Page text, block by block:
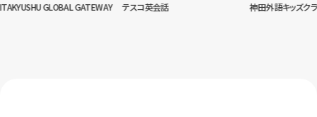
GLOBAL GATEWAY テスコ英会話 神田外語キッズクラブ